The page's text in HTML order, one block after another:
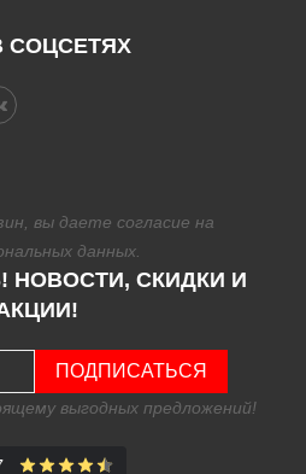
СОЦСЕТЯХ
вы даете согласие на
данных.
НОВОСТИ, СКИДКИ И
ПОДПИСАТЬСЯ
выгодных предложений!